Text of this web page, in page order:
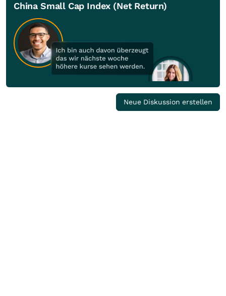
China Small Cap Index (Net Return)
Neue Diskussion erstellen